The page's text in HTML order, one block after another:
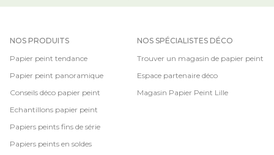
NOS PRODUITS
Papier peint tendance
Papier peint panoramique
Conseils déco papier peint
Echantillons papier peint
Papiers peints fins de série
Papiers peints en soldes
NOS SPÉCIALISTES DÉCO
Trouver un magasin de papier peint
Espace partenaire déco
Magasin Papier Peint Lille